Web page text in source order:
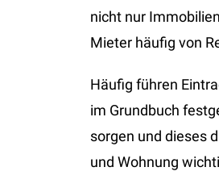
nicht nur
Mieter häufig von
Häufig führen
im Grundbuch
sorgen und dieses
und Wohnung